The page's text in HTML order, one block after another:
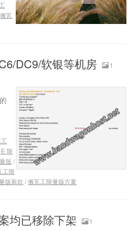
搬瓦
DC9/软银等机房
1
限
版 /
工限
版新款 /搬瓦工限量版方案
均已移除下架
1